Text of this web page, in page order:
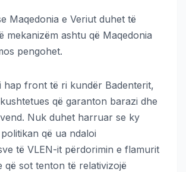
Maqedonia e Veriut duhet të
mekanizëm ashtu që Maqedonia
pengohet.
hap front të ri kundër Badenterit,
që garanton barazi dhe
Nuk duhet harruar se ky
që ua ndaloi
të VLEN-it përdorimin e flamurit
që sot tenton të relativizojë